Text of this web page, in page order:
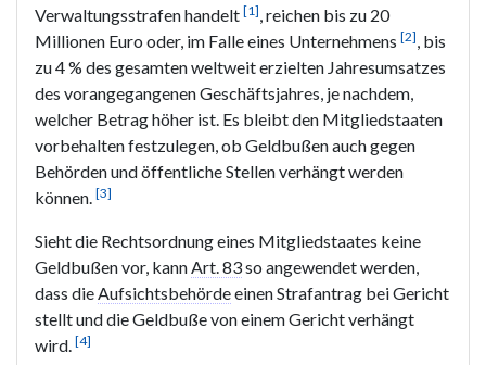
Verwaltungsstrafen handelt [1] , reichen bis zu 20
Millionen Euro oder, im Falle eines Unternehmens [2] , bis
zu 4 % des gesamten weltweit erzielten Jahresumsatzes
des vorangegangenen Geschäftsjahres, je nachdem,
welcher Betrag höher ist. Es bleibt den Mitgliedstaaten
vorbehalten festzulegen, ob Geldbußen auch gegen
Behörden und öffentliche Stellen verhängt werden
können. [3]
Sieht die Rechtsordnung eines Mitgliedstaates keine
Geldbußen vor, kann Art. 83so angewendet werden,
dass die Aufsichtsbehördeeinen Strafantrag bei Gericht
stellt und die Geldbuße von einem Gericht verhängt
wird. [4]